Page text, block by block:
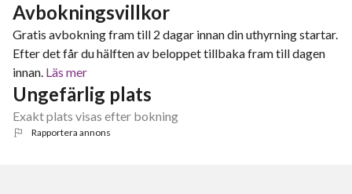
Avbokningsvillkor
Gratis avbokning fram till 2 dagar innan din uthyrning startar.
Efter det får du hälften av beloppet tillbaka fram till dagen
innan. Läs mer
Ungefärlig plats
Exakt plats visas efter bokning
Rapportera annons